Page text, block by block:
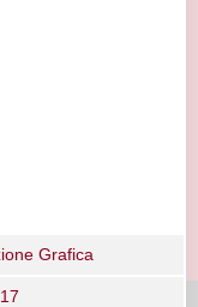
Grafica